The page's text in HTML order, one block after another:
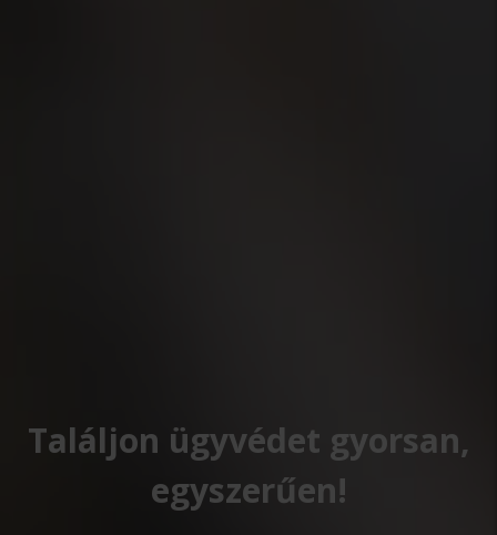
Találjon ügyvédet gyorsan,
egyszerűen!